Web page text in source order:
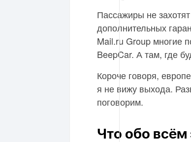
Пассажиры не
дополнительных
Mail.ru Group многие
BeepCar. А там, где
Короче говоря,
я не вижу выхода.
поговорим.
Что обо всём